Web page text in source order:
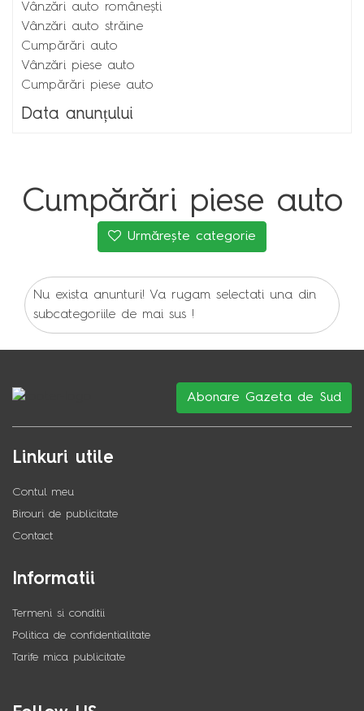
Vânzări auto românești
Vânzări auto străine
Cumpărări auto
Vânzări piese auto
Cumpărări piese auto
Data anunțului
Cumpărări piese auto
Urmărește categorie
Nu exista anunturi! Va rugam selectati una din
subcategoriile de mai sus !
Abonare Gazeta de Sud
Linkuri utile
Contul meu
Birouri de publicitate
Contact
Informatii
Termeni si conditii
Politica de confidentialitate
Tarife mica publicitate